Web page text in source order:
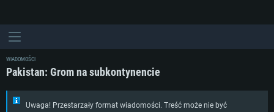
WIADOMOŚCI
Pakistan: Grom na subkontynencie
Uwaga! Przestarzały format wiadomości. Treść może nie być